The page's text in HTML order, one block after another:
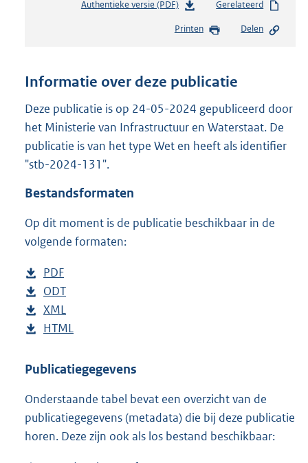
Authentieke versie (PDF)b
s
n
s
r
o
:
Gerelateerd
Printen Delen
Informatie over deze publicatie
Deze publicatie is op 24-05-2024 gepubliceerd door
het Ministerie van Infrastructuur en Waterstaat. De
publicatie is van het type Wet en heeft als identifier
"stb-2024-131".
Bestandsformaten
Op dit moment is de publicatie beschikbaar in de
volgende formaten:
D
o
w
n
o
d
p
u
PDF
e
s
t
n
s
g
r
D
o
w
l
a
d
p
ODT
s
a
d
s
g
D
o
n
o
a
d
XML
e
t
n
d
s
D
w
l
o
a
HTML
s
a
n
d
Publicatiegegevens
Onderstaande tabel bevat een overzicht van de
publicatiegegevens (metadata) die bij deze publicatie
horen. Deze zijn ook als los bestand beschikbaar: